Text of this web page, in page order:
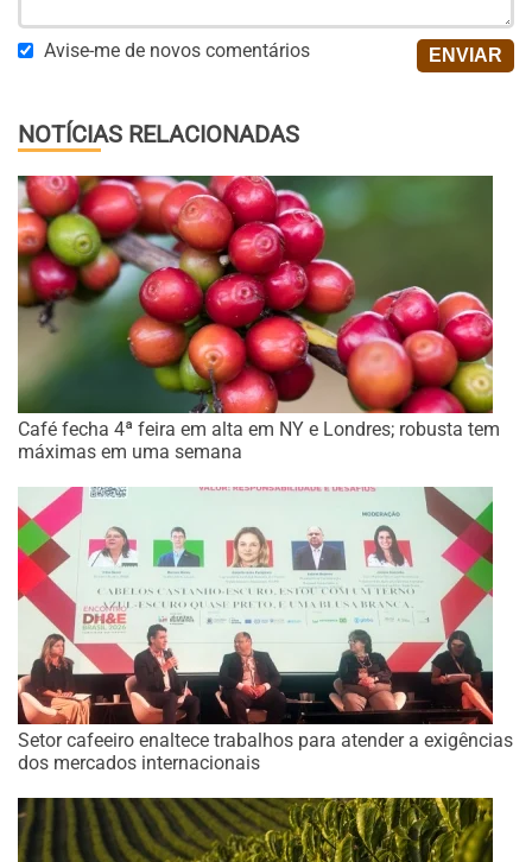
Avise-me de novos comentários
NOTÍCIAS RELACIONADAS
Café fecha 4ª feira em alta em NY e Londres; robusta tem
máximas em uma semana
Setor cafeeiro enaltece trabalhos para atender a exigências
dos mercados internacionais